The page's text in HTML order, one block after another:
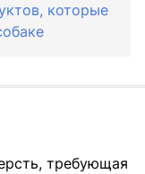
которые
требующая